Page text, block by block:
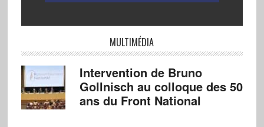
MULTIMÉDIA
Intervention de Bruno
Gollnisch au colloque des 50
ans du Front National